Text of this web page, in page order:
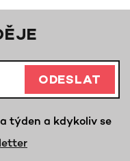
ODESLAT
týden a kdykoliv se